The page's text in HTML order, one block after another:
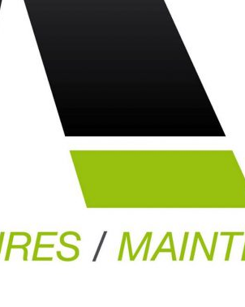
durant toute la partie. L’agressivité
Fin de première mi-temps, Haneffe trouve
37-35 à la trentième minute. Rien n’est
réussite à la clef. L’intensité défensive
dernière possession sera pour Mons
C’est une belle récompense étant donné
groupe a aussi été un élément
MM – U14 AWBB
Match prenable contrairement à la